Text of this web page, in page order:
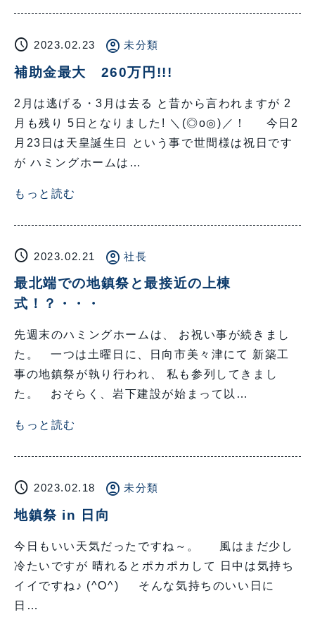
schedule 2023.02.23 account_circle 未分類
補助金最大 260万円!!!
2月は逃げる・3月は去る と昔から言われますが 2
月も残り 5日となりました! ＼(◎o◎)／！ 今日2
月23日は天皇誕生日 という事で世間様は祝日です
が ハミングホームは…
もっと読む
schedule 2023.02.21 account_circle 社長
最北端での地鎮祭と最接近の上棟
式！？・・・
先週末のハミングホームは、 お祝い事が続きまし
た。 一つは土曜日に、日向市美々津にて 新築工
事の地鎮祭が執り行われ、 私も参列してきまし
た。 おそらく、岩下建設が始まって以…
もっと読む
schedule 2023.02.18 account_circle 未分類
地鎮祭 in 日向
今日もいい天気だったですね～。 風はまだ少し
冷たいですが 晴れるとポカポカして 日中は気持ち
イイですね♪ (^O^) そんな気持ちのいい日に
日…